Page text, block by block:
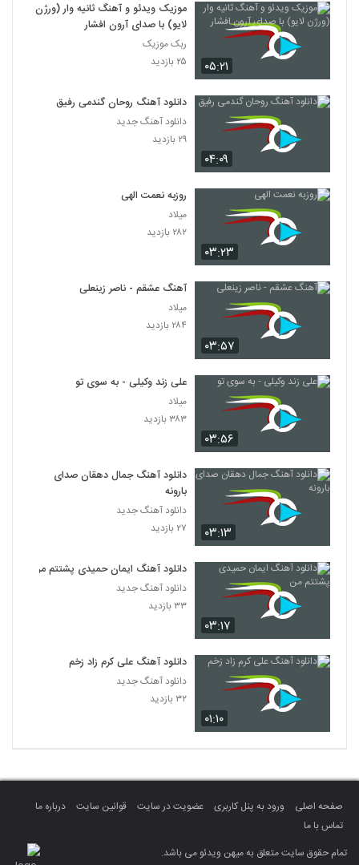
۰۵:۲۱
موزیک ویدئو و آهنگ ثانیه وار (ورژن
لایو) با صدای آرون افشار
ربک موزیک
۲۵ بازدید
۰۴:۰۹
دانلود آهنگ روحان گندمی رفیق
دانلود آهنگ جدید
۲۹ بازدید
۰۳:۲۳
روزبه نعمت الهی
میلاد
۲۸۲ بازدید
۰۳:۵۷
آهنگ عشقم - ناصر زینعلی
میلاد
۲۸۴ بازدید
۰۳:۵۶
علی زند وکیلی - به سوی تو
میلاد
۳۸۳ بازدید
۰۳:۱۳
دانلود آهنگ جمال دهقان صدای
بارونه
دانلود آهنگ جدید
۲۷ بازدید
۰۳:۱۷
دانلود آهنگ ایمان حمیدی پشتتم من
دانلود آهنگ جدید
۳۳ بازدید
۰۱:۱۰
دانلود آهنگ علی کرم زاد زخم
دانلود آهنگ جدید
۳۲ بازدید
صفحه اصلی ورود به پنل کاربری عضویت در سایت قوانین سایت
درباره ما
تماس با ما
تمام حقوق سایت متعلق به میهن ویدئو می باشد.